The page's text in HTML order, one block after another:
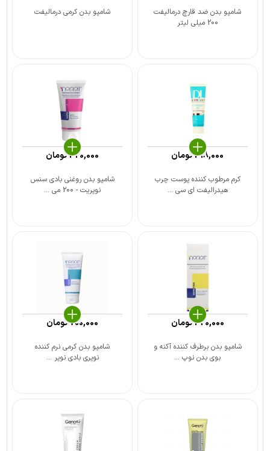
شامپو بدن ضد قارچ درمالیفت
200 میلی لیتر
شامپو بدن کرمی درمالیفت
کرم مرطوب کننده پوست چرب
هیدرالیفت ای سی ...
418,000تومان
شامپو بدن روغنی بادی سنس
نوپریت - 200 می ...
420,000تومان
شامپو بدن برطرف کننده آکنه و
بوی بدن نوپ ...
420,000تومان
شامپو بدن کرمی نرم کننده
نوپری بادی نوپر ...
700,000تومان